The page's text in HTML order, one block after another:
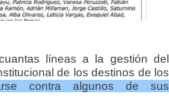
líneas a la gestión del
de los destinos de los
contra algunos de sus